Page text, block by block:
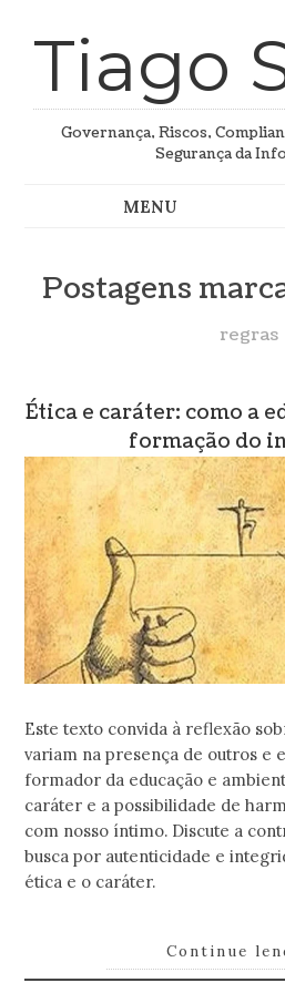
Tiago
Governança, Riscos,
Segurança da
Postagens
regras
Ética e caráter: como a
formação do
Este texto convida à reflexão
variam na presença de outros e
formador da educação e
caráter e a possibilidade de
com nosso íntimo. Discute a
busca por autenticidade e
ética e o caráter.
Continue